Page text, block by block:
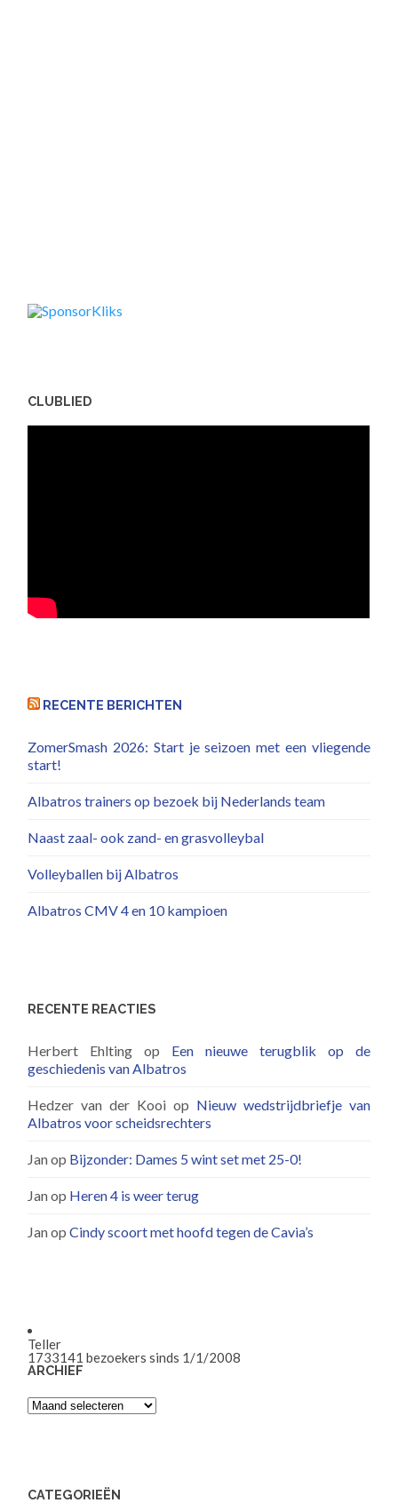
CLUBLIED
RECENTE BERICHTEN
ZomerSmash 2026: Start je seizoen met een vliegende
start!
Albatros trainers op bezoek bij Nederlands team
Naast zaal- ook zand- en grasvolleybal
Volleyballen bij Albatros
Albatros CMV 4 en 10 kampioen
RECENTE REACTIES
Herbert Ehlting op Een nieuwe terugblik op de
geschiedenis van Albatros
Hedzer van der Kooi op Nieuw wedstrijdbriefje van
Albatros voor scheidsrechters
Janop Bijzonder: Dames 5 wint set met 25-0!
Janop Heren 4 is weer terug
JanopCindy scoort met hoofd tegen de Cavia’s
Teller
1733141 bezoekers sinds 1/1/2008
ARCHIEF
Archief
CATEGORIEËN